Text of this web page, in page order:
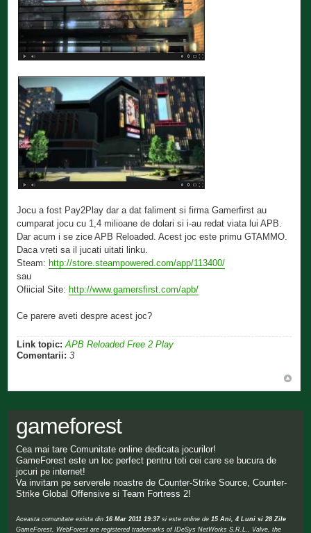
Jocu a fost Pay2Play dar a dat faliment si firma Gamerfirst au
cumparat jocu cu 1,4 milioane de dolari si i-au redat viata lui APB.
Dar acum i se zice APB Reloaded. Acest joc este primu GTAMMO.
Daca vreti sa il jucati uitati linku.
Steam:http://store.steampowered.com/app/113400/
sau
Ofiicial Site:http://www.gamersfirst.com/apb/
Ce parere aveti despre acest joc?
Link topic: APB Reloaded Free 2 Play
Comentarii: 3
gameforest
Cea mai tare Comunitate online dedicata jocurilor!
GameForest este un loc perfect pentru toti cei care se bucura de
jocuri pe internet!
Va invitam pe serverele noastre de Counter-Strike Source, Counter-
Strike Global Offensive si Team Fortress 2!
Aceasta comunitate exista din16 Mar 2011 19:37si este online de15 Ani, 4 Luni si 28 Zile
GameForest, WebForest are registered trademarks of IDeSys NetWorks S.R.L., Valve, the